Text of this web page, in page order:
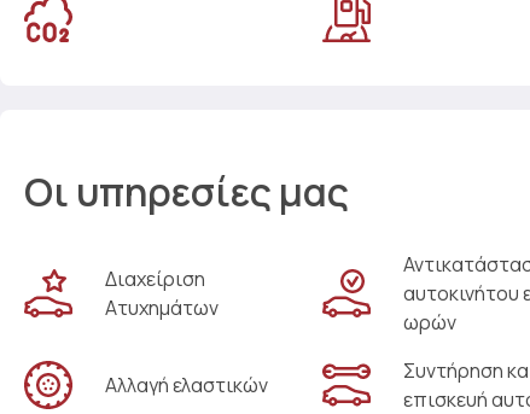
Οι υπηρεσίες μας
Διαχείριση
Ατυχημάτων
αυτοκινήτου
ωρών
Αλλαγή ελαστικών
Συντήρηση
επισκευή